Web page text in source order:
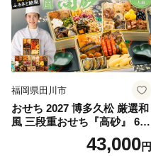
福岡県田川市
おせち 2027 博多久松 厳選和
風 三段重おせち『高砂』 6.5
寸 3段重 2～3人前 おせち料
理 重箱 お正月 冷凍おせち 縁
43,000円